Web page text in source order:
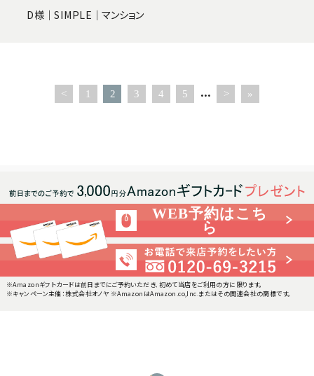
D様｜SIMPLE｜マンション
< 1 2 3 4 5 ... > »
WEB予約はこち
ら
※Amazonギフトカードは前日までにご予約いただき、初めて当店をご利用の方に限ります。
※キャンペーン主催：株式会社オノヤ ※AmazonはAmazon.co,Inc.またはその関連会社の商標です。